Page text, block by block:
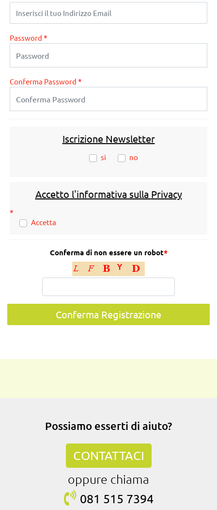
Password *
Conferma Password *
Iscrizione Newsletter
si no
Accetto l'informativa sulla Privacy
*
Accetta
Conferma di non essere un robot*
Possiamo esserti di aiuto?
CONTATTACI
oppure chiama
081 515 7394